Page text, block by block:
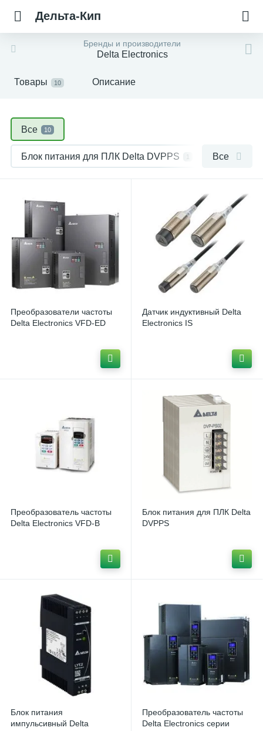
Дельта-Кип
Бренды и производители
Delta Electronics
Товары 10 Описание
Все 10
Блок питания для ПЛК Delta DVPPS
Датчик индуктивный Delta Electronics IS
Источники питания Delta Electronics DRC 1
Преобразователи частоты Delta Electronics VFD
Преобразователи частоты Delta Electronics VFD-ED
Преобразователь частоты INNOVERT IDD
Все
Преобразователи частоты
Delta Electronics VFD-ED
Датчик индуктивный Delta
Electronics IS
Преобразователь частоты
Delta Electronics VFD-B
Блок питания для ПЛК Delta
DVPPS
Блок питания
импульсивный Delta
Преобразователь частоты
Delta Electronics серии